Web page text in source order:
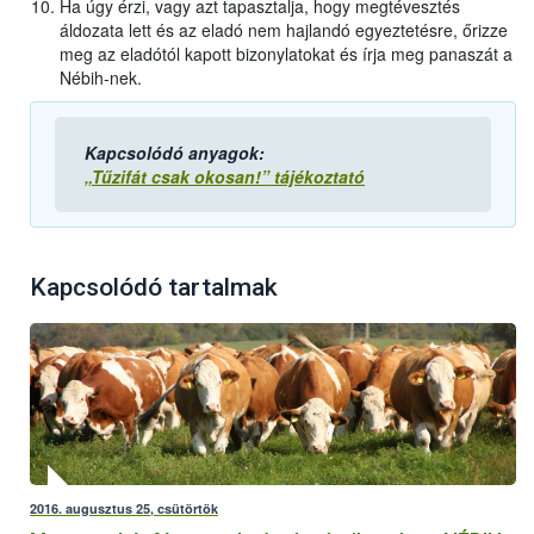
Ha úgy érzi, vagy azt tapasztalja, hogy megtévesztés
áldozata lett és az eladó nem hajlandó egyeztetésre, őrizze
meg az eladótól kapott bizonylatokat és írja meg panaszát a
Nébih-nek.
Kapcsolódó anyagok:
„Tűzifát csak okosan!” tájékoztató
Kapcsolódó tartalmak
2016. augusztus 25, csütörtök